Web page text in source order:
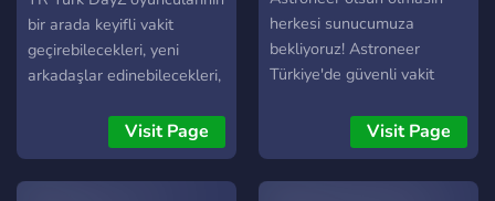
bir arada keyifli vakit
geçirebilecekleri, yeni
arkadaşlar edinebilecekleri,
alabilecekleri ve
tecrübelerini
paylaşabilecekleri topluluk
Visit Page
herkesi sunucumuza
bekliyoruz! Astroneer
Türkiye'de güvenli vakit
Visit Page